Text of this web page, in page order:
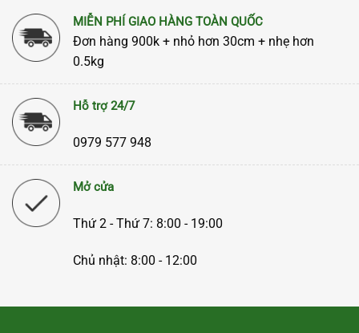
MIỄN PHÍ GIAO HÀNG TOÀN QUỐC
Đơn hàng 900k + nhỏ hơn 30cm + nhẹ hơn
0.5kg
Hỗ trợ 24/7
0979 577 948
Mở cửa
Thứ 2 - Thứ 7: 8:00 - 19:00
Chủ nhật: 8:00 - 12:00